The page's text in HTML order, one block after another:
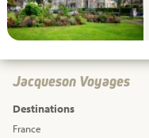
Jacqueson Voyages
Destinations
France